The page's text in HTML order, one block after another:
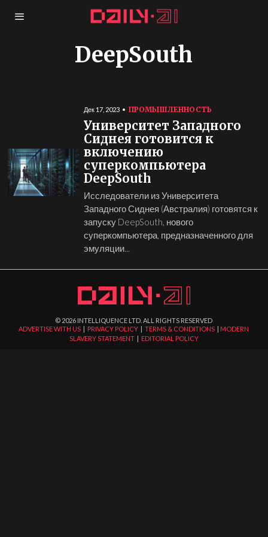
DeepSouth
Дек 17, 2023 ПРОМЫШЛЕННОСТЬ
Университет Западного
Сиднея готовится к
включению
суперкомпьютера
DeepSouth
Исследователи из Университета
Западного Сиднея (Австралия) готовятся к
запуску DeepSouth, нового
суперкомпьютера, предназначенного для
эмуляции...
© 2026 INTELLIQUENCE LTD. ALL RIGHTS RESERVED
ADVERTISE WITH US | PRIVACY POLICY |TERMS & CONDITIONS | MODERN
SLAVERY STATEMENT| EDITORIAL POLICY